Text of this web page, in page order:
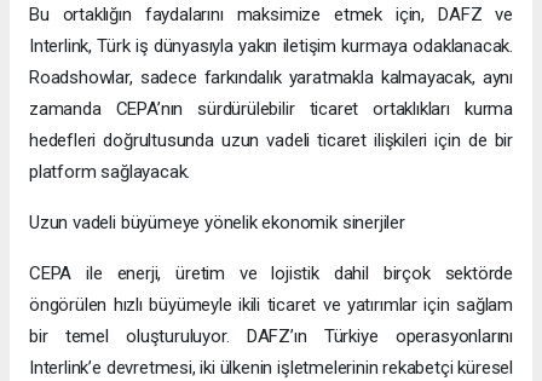
Bu ortaklığın faydalarını maksimize etmek için, DAFZ ve
Interlink, Türk iş dünyasıyla yakın iletişim kurmaya odaklanacak.
Roadshowlar, sadece farkındalık yaratmakla kalmayacak, aynı
zamanda CEPA’nın sürdürülebilir ticaret ortaklıkları kurma
hedefleri doğrultusunda uzun vadeli ticaret ilişkileri için de bir
platform sağlayacak.
Uzun vadeli büyümeye yönelik ekonomik sinerjiler
CEPA ile enerji, üretim ve lojistik dahil birçok sektörde
öngörülen hızlı büyümeyle ikili ticaret ve yatırımlar için sağlam
bir temel oluşturuluyor. DAFZ’ın Türkiye operasyonlarını
Interlink’e devretmesi, iki ülkenin işletmelerinin rekabetçi küresel